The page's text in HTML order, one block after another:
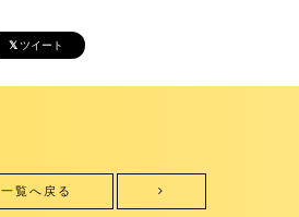
ツイート
一覧へ戻る